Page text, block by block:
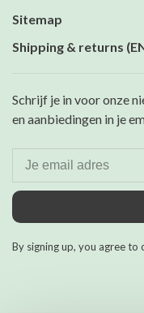
Sitemap
Shipping & returns
Schrijf je in voor onze
en aanbiedingen in je
By signing up, you agree to